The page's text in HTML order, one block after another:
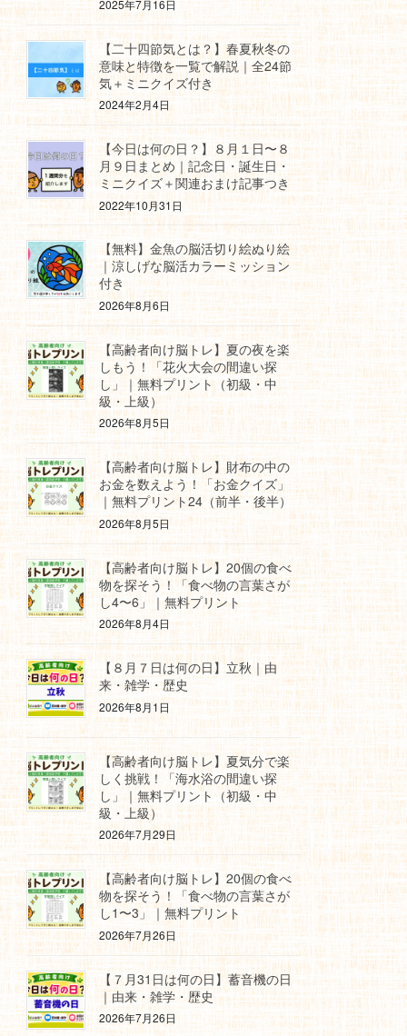
2025年7月16日
【二十四節気とは？】春夏秋冬の
意味と特徴を一覧で解説｜全24節
気＋ミニクイズ付き
2024年2月4日
【今日は何の日？】８月１日〜８
月９日まとめ｜記念日・誕生日・
ミニクイズ＋関連おまけ記事つき
2022年10月31日
【無料】金魚の脳活切り絵ぬり絵
｜涼しげな脳活カラーミッション
付き
2026年8月6日
【高齢者向け脳トレ】夏の夜を楽
しもう！「花火大会の間違い探
し」｜無料プリント（初級・中
級・上級）
2026年8月5日
【高齢者向け脳トレ】財布の中の
お金を数えよう！「お金クイズ」
｜無料プリント24（前半・後半）
2026年8月5日
【高齢者向け脳トレ】20個の食べ
物を探そう！「食べ物の言葉さが
し4〜6」｜無料プリント
2026年8月4日
【８月７日は何の日】立秋｜由
来・雑学・歴史
2026年8月1日
【高齢者向け脳トレ】夏気分で楽
しく挑戦！「海水浴の間違い探
し」｜無料プリント（初級・中
級・上級）
2026年7月29日
【高齢者向け脳トレ】20個の食べ
物を探そう！「食べ物の言葉さが
し1〜3」｜無料プリント
2026年7月26日
【７月31日は何の日】蓄音機の日
｜由来・雑学・歴史
2026年7月26日